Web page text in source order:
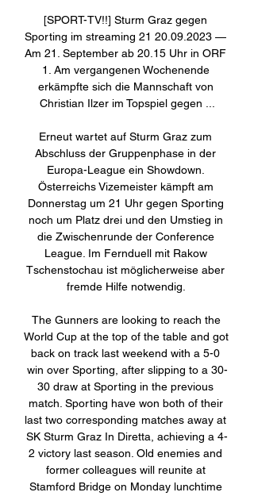
[SPORT-TV!!] Sturm Graz gegen
Sporting im streaming 21 20.09.2023 —
Am 21. September ab 20.15 Uhr in ORF
1. Am vergangenen Wochenende
erkämpfte sich die Mannschaft von
Christian Ilzer im Topspiel gegen ...
Erneut wartet auf Sturm Graz zum
Abschluss der Gruppenphase in der
Europa-League ein Showdown.
Österreichs Vizemeister kämpft am
Donnerstag um 21 Uhr gegen Sporting
noch um Platz drei und den Umstieg in
die Zwischenrunde der Conference
League. Im Fernduell mit Rakow
Tschenstochau ist möglicherweise aber
fremde Hilfe notwendig.
The Gunners are looking to reach the
World Cup at the top of the table and got
back on track last weekend with a 5-0
win over Sporting, after slipping to a 30-
30 draw at Sporting in the previous
match. Sporting have won both of their
last two corresponding matches away at
SK Sturm Graz In Diretta, achieving a 4-
2 victory last season. Old enemies and
former colleagues will reunite at
Stamford Bridge on Monday lunchtime